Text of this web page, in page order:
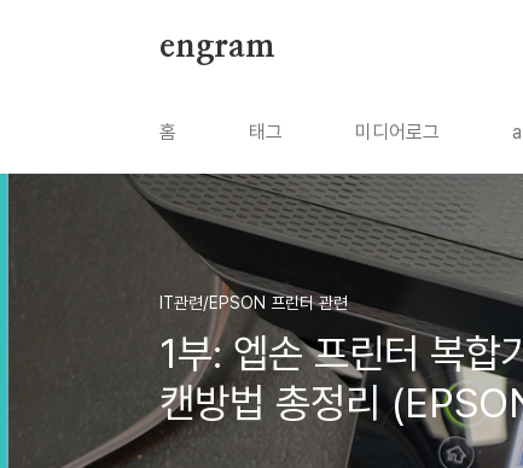
engram
홈 태그 미디어로그
IT관련/EPSON 프린터 관련
1부: 엡손 프린터 복
캔방법 총정리